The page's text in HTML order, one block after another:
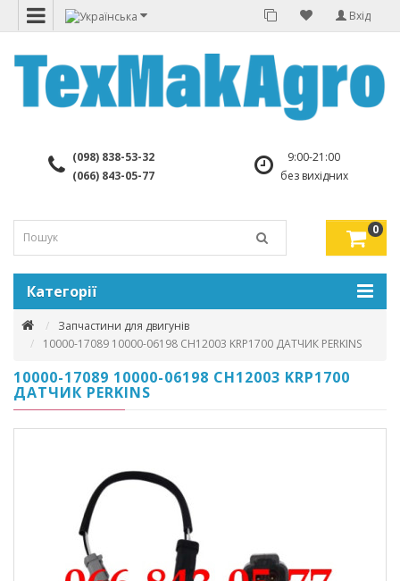
Вхід
(098) 838-53-32
(066) 843-05-77
9:00-21:00
без вихідних
0
Категорії
Запчастини для двигунів
10000-17089 10000-06198 CH12003 KRP1700 ДАТЧИК PERKINS
10000-17089 10000-06198 CH12003 KRP1700
ДАТЧИК PERKINS